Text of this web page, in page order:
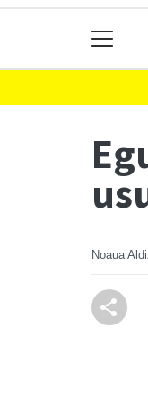
Noaua